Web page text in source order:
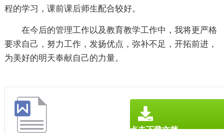
程的学习，课前课后师生配合较好。
在今后的管理工作以及教育教学工作中，我将更严格
要求自己，努力工作，发扬优点，弥补不足，开拓前进，
为美好的明天奉献自己的力量。
点击下载文档